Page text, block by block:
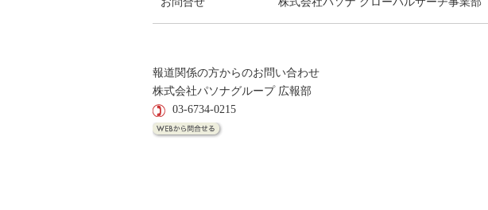
報道関係の方からのお問い合わせ
株式会社パソナグループ 広報部
03-6734-0215